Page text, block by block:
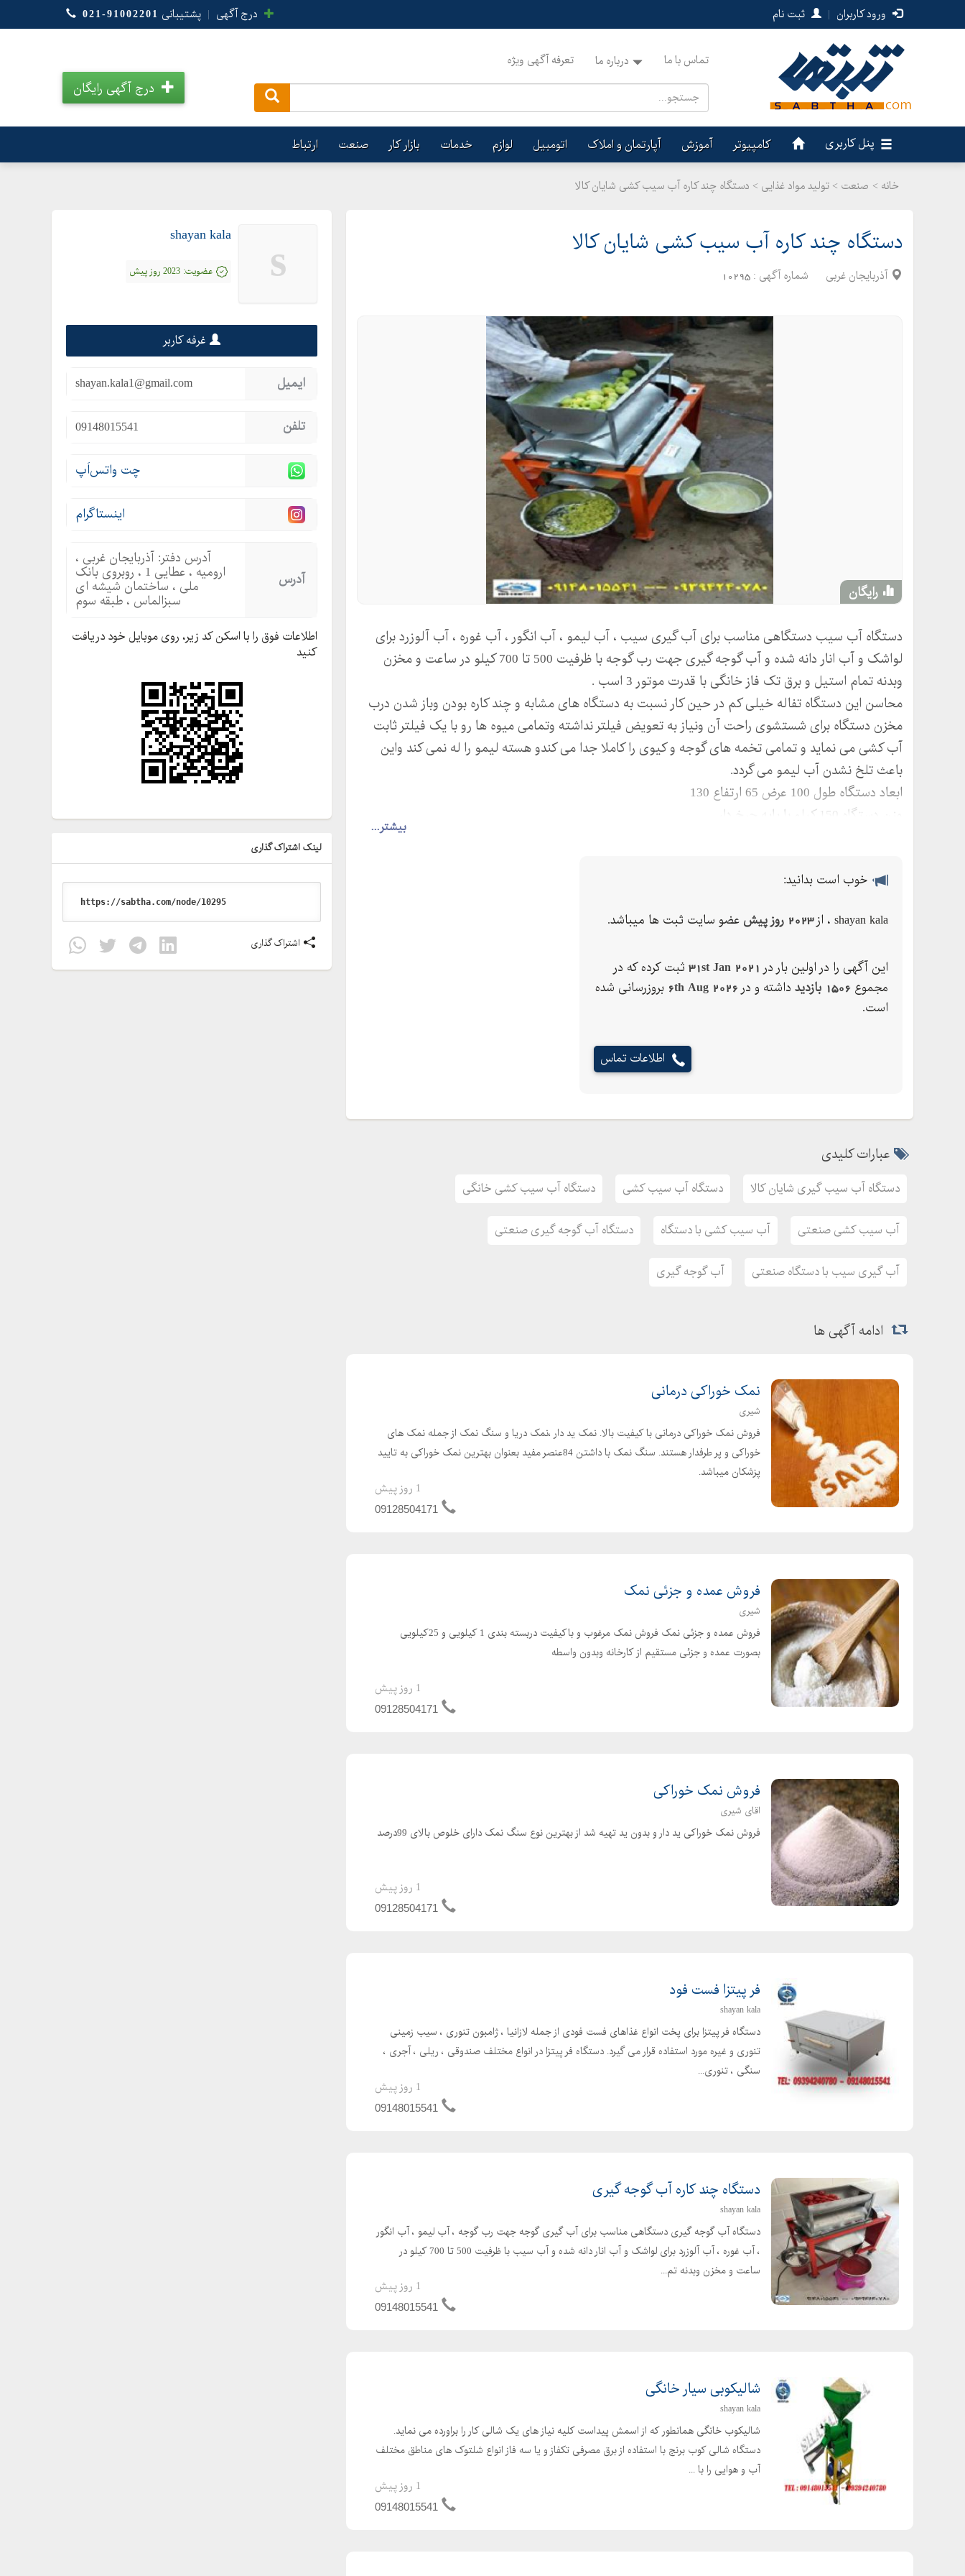
ورود کاربران | ثبت نام درج آگهی | پشتیبانی 021-91002201
تماس با ما درباره ما تعرفه آگهی ویژه
درج آگهی رایگان
پنل کاربری کامپیوتر آموزش آپارتمان و املاک اتومبیل لوازم خدمات بازار کار صنعت ارتباط
خانه > صنعت > تولید مواد غذایی > دستگاه چند کاره آب سیب کشی شایان کالا
دستگاه چند کاره آب سیب کشی شایان کالا
آذربایجان غربی شماره آگهی : 10295
رایگان
بیشتر...
دستگاه آب سیب دستگاهی مناسب برای آب گیری سیب ، آب لیمو ، آب انگور ، آب غوره ، آب آلوزرد برای
لواشک و آب انار دانه شده و آب گوجه گیری جهت رب گوجه با ظرفیت 500 تا 700 کیلو در ساعت و مخزن
وبدنه تمام استیل و برق تک فاز خانگی با قدرت موتور 3 اسب .
محاسن این دستگاه تفاله خیلی کم در حین کار نسبت به دستگاه های مشابه و چند کاره بودن وباز شدن درب
مخزن دستگاه برای شستشوی راحت آن ونیاز به تعویض فیلتر نداشته وتمامی میوه ها رو با یک فیلتر ثابت
آب کشی می نماید و تمامی تخمه های گوجه و کیوی را کاملا جدا می کندو هسته لیمو را له نمی کند واین
باعث تلخ نشدن آب لیمو می گردد.
ابعاد دستگاه طول 100 عرض 65 ارتفاع 130
وزن دستگاه 150 کیلو با پایه چرخ دار
شماره های زیر تماس حاصل فرمایید:
تلفکس : 04432246031
آدرس تلگرام : telegram.me/shayankala
اینستاگرام : www.instagram.com/shayan.kala
وبلاک :http://shayankala.persianblog.ir
خوب است بدانید:
shayan kala ، از 2023 روز پیش عضو سایت ثبت ها میباشد.
این آگهی را در اولین بار در 31st Jan 2021 ثبت کرده که در
مجموع 1506 بازدید داشته و در 6th Aug 2026 بروزرسانی شده
است.
اطلاعات تماس
عبارات کلیدی
دستگاه آب سیب گیری شایان کالا دستگاه آب سیب کشی دستگاه آب سیب کشی خانگی
آب سیب کشی صنعتی آب سیب کشی با دستگاه دستگاه آب گوجه گیری صنعتی
آب گیری سیب با دستگاه صنعتی آب گوجه گیری
s
shayan kala
عضویت: 2023 روز پیش
غرفه کاربر
ایمیل shayan.kala1@gmail.com
تلفن 09148015541
چت واتس‌اَپ
اینستاگرام
آدرس
آدرس دفتر: آذربایجان غربی ،
ارومیه ، عطایی 1 ، روبروی بانک
ملی ، ساختمان شیشه ای
سبزالماس ، طبقه سوم
اطلاعات فوق را با اسکن کد زیر، روی موبایل خود دریافت
کنید
لینک اشتراک گذاری
اشتراک گذاری
ادامه آگهی ها
نمک خوراکی درمانی
شیری
فروش نمک خوراکی درمانی با کیفیت بالا. نمک ید دار ،نمک دریا و سنگ نمک از جمله نمک های
خوراکی و پر طرفدار هستند. سنگ نمک با داشتن 84عنصر مفید بعنوان بهترین نمک خوراکی به تایید
پزشکان میباشد.
1 روز پیش
09128504171
فروش عمده و جزئی نمک
شیری
فروش عمده و جزئی نمک فروش نمک مرغوب و باکیفیت دربسته بندی 1 کیلویی و 25کیلویی
بصورت عمده و جزئی مستقیم از کارخانه وبدون واسطه
1 روز پیش
09128504171
فروش نمک خوراکی
اقای شیری
فروش نمک خوراکی ید دار و بدون ید تهیه شد از بهترین نوع سنگ نمک دارای خلوص بالای 99درصد
1 روز پیش
09128504171
فر پیتزا فست فود
shayan kala
دستگاه فر پیتزا برای پخت انواع غذاهای فست فودی از جمله لازانیا ، ژامبون تنوری ، سیب زمینی
تنوری و غیره مورد استفاده قرار می گیرد. دستگاه فر پیتزا در انواع مختلف صندوقی ، ریلی ، آجری ،
سنگی ، تنوری...
1 روز پیش
09148015541
دستگاه چند کاره آب گوجه گیری
shayan kala
دستگاه آب گوجه گیری دستگاهی مناسب برای آب گیری گوجه جهت رب گوجه ، آب لیمو ، آب انگور
، آب غوره ، آب آلوزرد برای لواشک و آب انار دانه شده و آب سیب با ظرفیت 500 تا 700 کیلو در
ساعت و مخزن وبدنه تم...
1 روز پیش
09148015541
شالیکوبی سیار خانگی
shayan kala
شالیکوب خانگی همانطور که از اسمش پیداست کلیه نیاز های یک شالی کار را براورده می نماید.
دستگاه شالی کوب برنج با استفاده از برق مصرفی تکفاز و یا سه فاز انواع شلتوک های مناطق مختلف
آب و هوایی را با ...
1 روز پیش
09148015541